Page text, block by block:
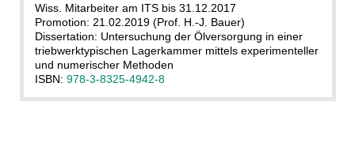
Wiss. Mitarbeiter am ITS bis 31.12.2017
Promotion: 21.02.2019 (Prof. H.-J. Bauer)
Dissertation: Untersuchung der Ölversorgung in einer
triebwerktypischen Lagerkammer mittels experimenteller
und numerischer Methoden
ISBN: 978-3-8325-4942-8